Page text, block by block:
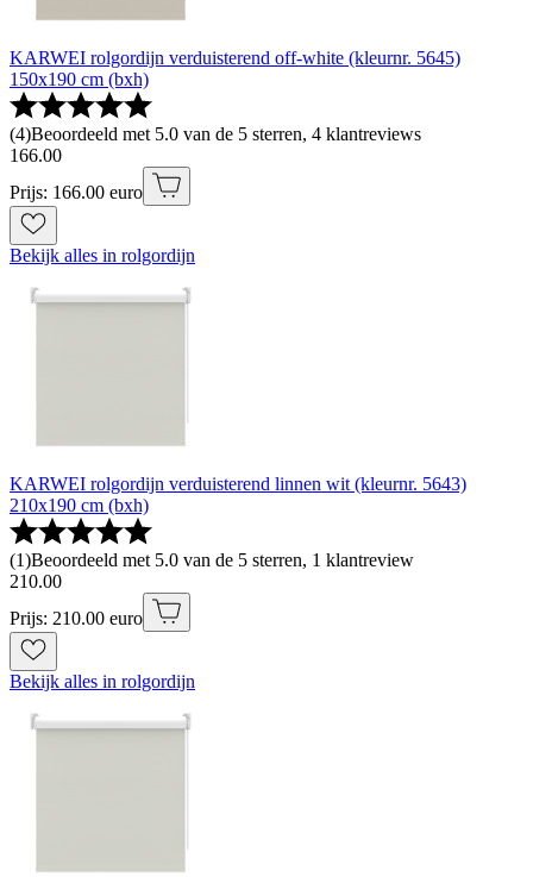
KARWEI rolgordijn verduisterend off-white (kleurnr. 5645)
150x190 cm (bxh)
(4)Beoordeeld met 5.0 van de 5 sterren, 4 klantreviews
166.00
Prijs: 166.00 euro
Bekijk alles in rolgordijn
KARWEI rolgordijn verduisterend linnen wit (kleurnr. 5643)
210x190 cm (bxh)
(1)Beoordeeld met 5.0 van de 5 sterren, 1 klantreview
210.00
Prijs: 210.00 euro
Bekijk alles in rolgordijn